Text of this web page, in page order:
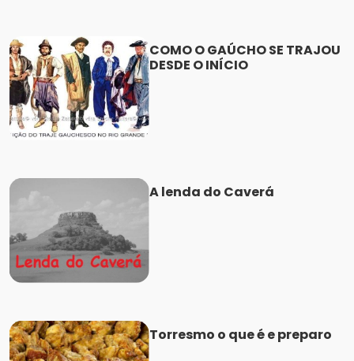
COMO O GAÚCHO SE TRAJOU
DESDE O INÍCIO
A lenda do Caverá
Torresmo o que é e preparo